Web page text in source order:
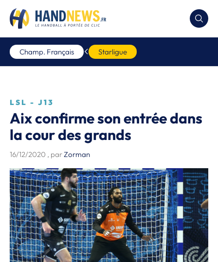
Champ. Français Starligue
LSL - J13
Aix confirme son entrée dans
la cour des grands
16/12/2020 , parZorman